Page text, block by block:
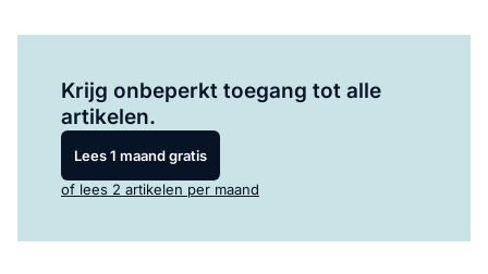
Krijg onbeperkt toegang tot alle
artikelen.
Lees 1 maand gratis
of lees 2 artikelen per maand